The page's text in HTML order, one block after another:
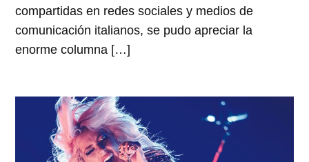
compartidas en redes sociales y medios de
comunicación italianos, se pudo apreciar la
enorme columna […]